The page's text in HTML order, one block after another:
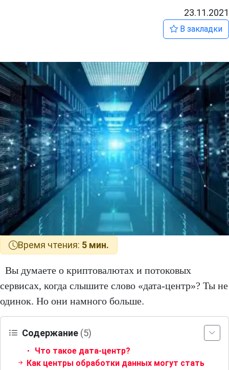
23.11.2021
В закладки
Время чтения: 5 мин.
Вы думаете о криптовалютах и ​​потоковых
сервисах, когда слышите слово «дата-центр»? Ты не
одинок. Но они намного больше.
Содержание (5)
Что такое дата-центр?
Как центры обработки данных могут стать